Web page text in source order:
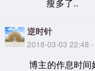
瘦多了..
逆时针
2018-03-03 22:48 -
博主的作息时间